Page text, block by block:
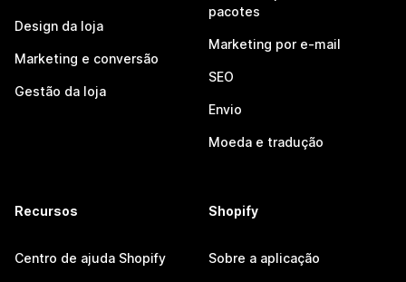
Design da loja
Marketing e conversão
Gestão da loja
pacotes
Marketing por e-mail
SEO
Envio
Moeda e tradução
Recursos
Centro de ajuda Shopify
Shopify
Sobre a aplicação